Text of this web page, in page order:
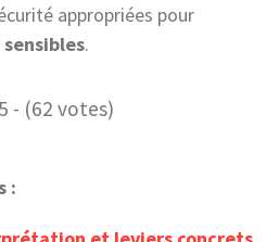
appropriées pour
.
- (62 votes)
: